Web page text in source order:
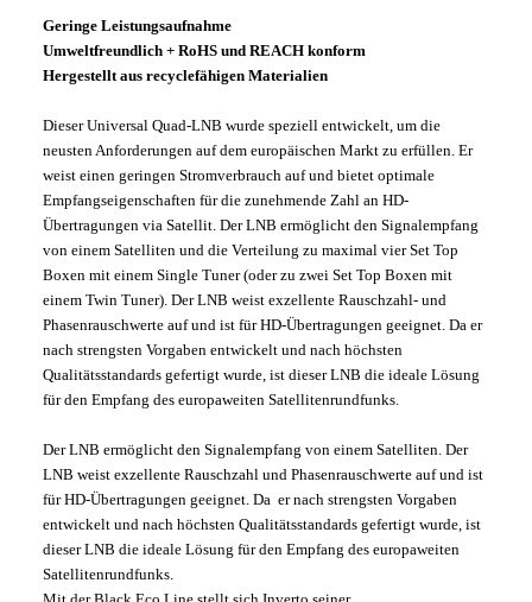
Geringe Leistungsaufnahme
Umweltfreundlich + RoHS und REACH konform
Hergestellt aus recyclefähigen Materialien
Dieser Universal Quad-LNB wurde speziell entwickelt, um die
neusten Anforderungen auf dem europäischen Markt zu erfüllen. Er
weist einen geringen Stromverbrauch auf und bietet optimale
Empfangseigenschaften für die zunehmende Zahl an HD-
Übertragungen via Satellit. Der LNB ermöglicht den Signalempfang
von einem Satelliten und die Verteilung zu maximal vier Set Top
Boxen mit einem Single Tuner (oder zu zwei Set Top Boxen mit
einem Twin Tuner). Der LNB weist exzellente Rauschzahl- und
Phasenrauschwerte auf und ist für HD-Übertragungen geeignet. Da er
nach strengsten Vorgaben entwickelt und nach höchsten
Qualitätsstandards gefertigt wurde, ist dieser LNB die ideale Lösung
für den Empfang des europaweiten Satellitenrundfunks.
Der LNB ermöglicht den Signalempfang von einem Satelliten. Der
LNB weist exzellente Rauschzahl und Phasenrauschwerte auf und ist
für HD-Übertragungen geeignet. Da er nach strengsten Vorgaben
entwickelt und nach höchsten Qualitätsstandards gefertigt wurde, ist
dieser LNB die ideale Lösung für den Empfang des europaweiten
Satellitenrundfunks.